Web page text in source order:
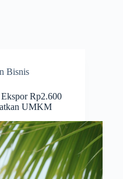
Bisnis
Rp2.600
UMKM